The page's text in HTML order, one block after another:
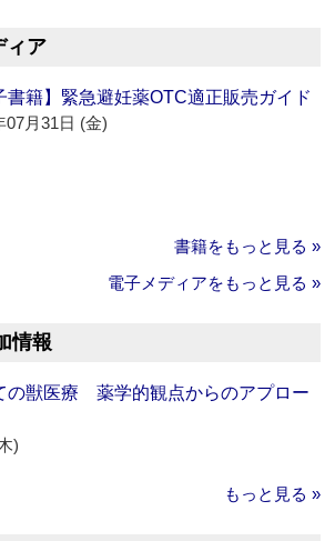
ィア
書籍】緊急避妊薬OTC適正販売ガイド
07月31日 (金)
書籍をもっと見る »
電子メディアをもっと見る »
情報
の獣医療 薬学的観点からのアプロー
)
もっと見る »